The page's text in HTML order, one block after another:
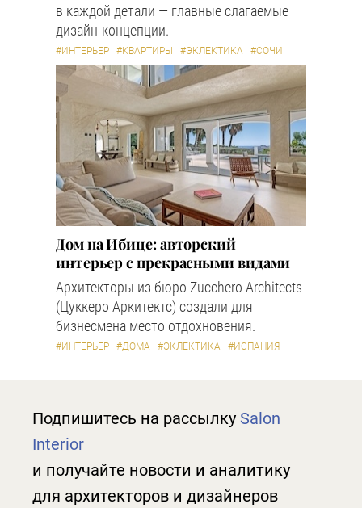
в каждой детали — главные слагаемые
дизайн-концепции.
#ИНТЕРЬЕР #КВАРТИРЫ #ЭКЛЕКТИКА #СОЧИ
Дом на Ибице: авторский
интерьер с прекрасными видами
Архитекторы из бюро Zucchero Architects
(Цуккеро Аркитектс) создали для
бизнесмена место отдохновения.
#ИНТЕРЬЕР #ДОМА #ЭКЛЕКТИКА #ИСПАНИЯ
Подпишитесь на рассылку Salon
Interior
и получайте новости и аналитику
для архитекторов и дизайнеров